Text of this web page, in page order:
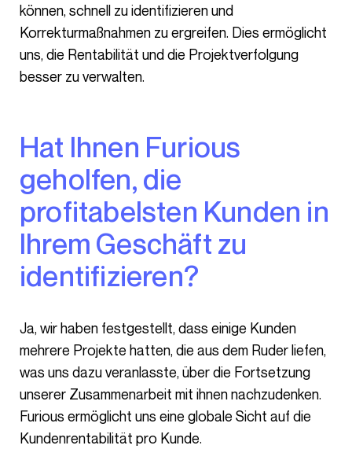
können, schnell zu identifizieren und
Korrekturmaßnahmen zu ergreifen. Dies ermöglicht
uns, die Rentabilität und die Projektverfolgung
besser zu verwalten.
Hat Ihnen Furious
geholfen, die
profitabelsten Kunden in
Ihrem Geschäft zu
identifizieren?
Ja, wir haben festgestellt, dass einige Kunden
mehrere Projekte hatten, die aus dem Ruder liefen,
was uns dazu veranlasste, über die Fortsetzung
unserer Zusammenarbeit mit ihnen nachzudenken.
Furious ermöglicht uns eine globale Sicht auf die
Kundenrentabilität pro Kunde.